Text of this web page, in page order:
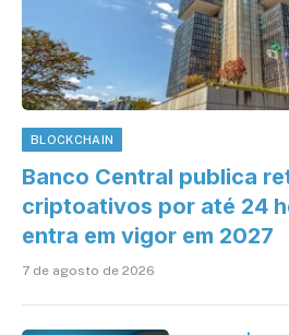
BLOCKCHAIN
Banco Central publica
criptoativos por até 24
entra em vigor em 2027
7 de agosto de 2026